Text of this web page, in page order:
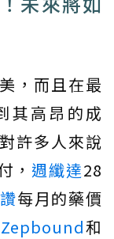
，而且在最
其高昂的成
許多人來說
， 週纖達28
每月的藥價
Zepbound和